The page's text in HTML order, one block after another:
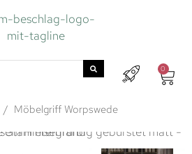
0
/ Möbelgriff Worpswede